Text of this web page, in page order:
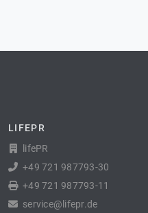
LIFEPR
lifePR
+49 721 987793-30
+49 721 987793-11
service@lifepr.de